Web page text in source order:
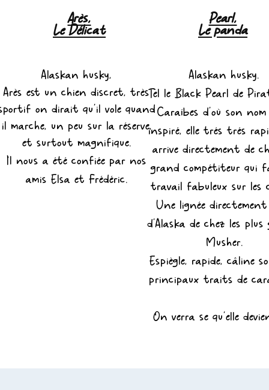
Arès,
Le Délicat
Alaskan husky,
Arès est un chien discret, très
on dirait qu'il vole quand
il marche, un peu sur la réserve,
et surtout magnifique.
Il nous a été confiée par nos
amis Elsa et Frédéric.
Pearl,
Le panda
Alaskan husky.
Tel le Black Pearl de
Caraïbes d'où son
inspiré, elle trés trés
arrive directement de
grand compétiteur qui
travail fabuleux sur les
Une lignée directement
d'Alaska de chez les
Musher.
Espiègle, rapide, câline
principaux traits de
On verra se qu'elle